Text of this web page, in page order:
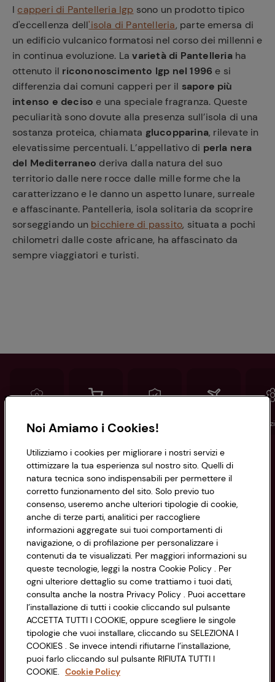
I capperi di Pantelleria Igp sono un prodotto tipico
d'eccellenza dell'isola di Pantelleria, parte emersa di
un edificio vulcanico formatosi nel corso dei millenni e
in continua evoluzione. Lavarietà di Pantelleria ha
ottenuto il ricononoscimento Igp nel 1996 e si
differenzia dai comuni capperi per il sapore più
intenso e deciso e una speciale fragranza. Queste
peculiarità sono dovute alla presenza sull’isola di una
sostanza proteica, chiamata glucopparina, rilevate in
elevatissime percentuali. L’appellativo di perla nera
del Mediterraneo deriva dalla natura del suo
territorio dalle nere rocce dalle mille forme che la
caratterizzano e le danno un aspetto lunare, surreale
e affascinante. Pantelleria, isola solitaria da scoprire
sorseggiando un bicchiere di passito, situata a pochi
chilometri dalle coste africane, ha affascinato da
sempre viaggiatori e turisti.
Conad Spesa online Assicurazioni
Informazioni
Privacy Policy
Cookie Policy
Impostazioni Cookie
Accessibilità
CONAD SOCIETÀ COOPERATIVA
Via Michelino, 59 | 40127 BOLOGNA
Codice Fiscale e Registro Imprese
di Bologna 00865960157
PARTITA IVA 03320960374
Servizio clienti
Noi Amiamo i Cookies!
Utilizziamo i cookies per migliorare i nostri servizi e
ottimizzare la tua esperienza sul nostro sito. Quelli di
natura tecnica sono indispensabili per permettere il
corretto funzionamento del sito. Solo previo tuo
consenso, useremo anche ulteriori tipologie di cookie,
anche di terze parti, analitici per raccogliere
informazioni aggregate sui tuoi comportamenti di
navigazione, o di profilazione per personalizzare i
contenuti da te visualizzati. Per maggiori informazioni su
queste tecnologie, leggi la nostra Cookie Policy . Per
ogni ulteriore dettaglio su come trattiamo i tuoi dati,
consulta anche la nostra Privacy Policy . Puoi accettare
l’installazione di tutti i cookie cliccando sul pulsante
ACCETTA TUTTI I COOKIE, oppure scegliere le singole
tipologie che vuoi installare, cliccando su SELEZIONA I
COOKIES . Se invece intendi rifiutarne l’installazione,
puoi farlo cliccando sul pulsante RIFIUTA TUTTI I
COOKIE. Cookie Policy